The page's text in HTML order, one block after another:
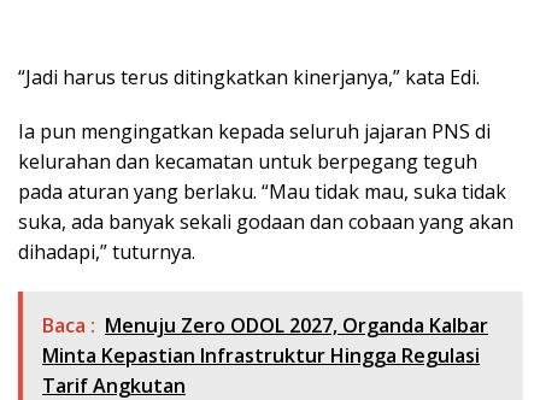
“Jadi harus terus ditingkatkan kinerjanya,” kata Edi.
Ia pun mengingatkan kepada seluruh jajaran PNS di
kelurahan dan kecamatan untuk berpegang teguh
pada aturan yang berlaku. “Mau tidak mau, suka tidak
suka, ada banyak sekali godaan dan cobaan yang akan
dihadapi,” tuturnya.
Baca : Menuju Zero ODOL 2027, Organda Kalbar
Minta Kepastian Infrastruktur Hingga Regulasi
Tarif Angkutan